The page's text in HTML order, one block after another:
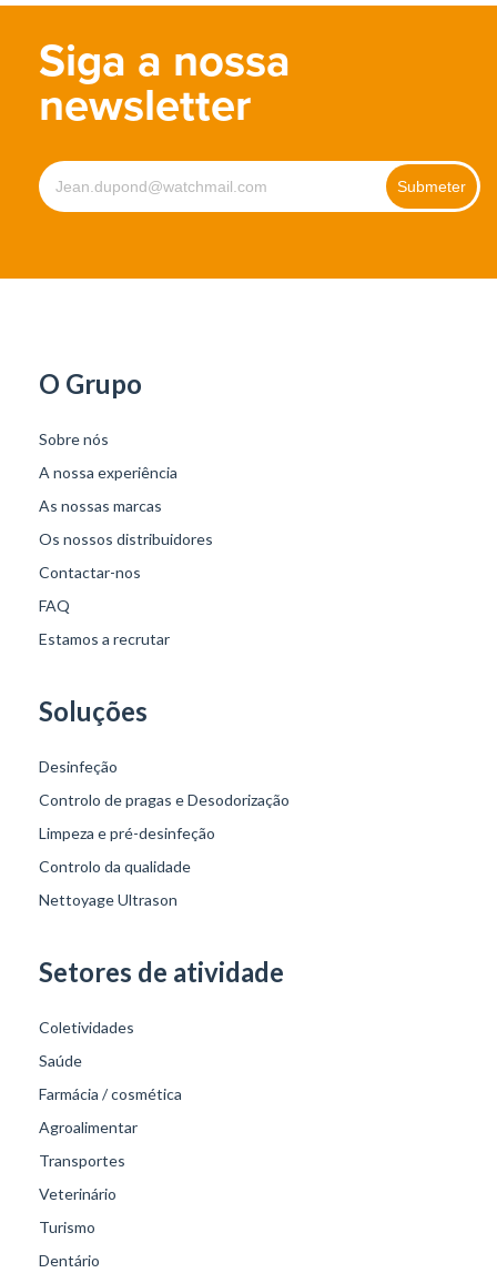
Siga a nossa
newsletter
O Grupo
Sobre nós
A nossa experiência
As nossas marcas
Os nossos distribuidores
Contactar-nos
FAQ
Estamos a recrutar
Soluções
Desinfeção
Controlo de pragas e Desodorização
Limpeza e pré-desinfeção
Controlo da qualidade
Nettoyage Ultrason
Setores de atividade
Coletividades
Saúde
Farmácia / cosmética
Agroalimentar
Transportes
Veterinário
Turismo
Dentário